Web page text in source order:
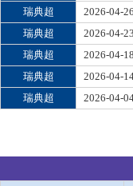
瑞典超
2026-04-
瑞典超
2026-04-
瑞典超
2026-04-
瑞典超
2026-04-
瑞典超
2026-04-